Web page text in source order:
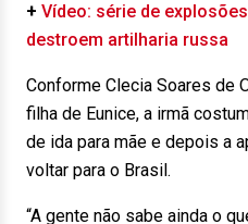
+ Vídeo: série de
destroem artilharia russa
Conforme Clecia Soares de
filha de Eunice, a irmã
de ida para mãe e depois a
voltar para o Brasil.
“A gente não sabe ainda o